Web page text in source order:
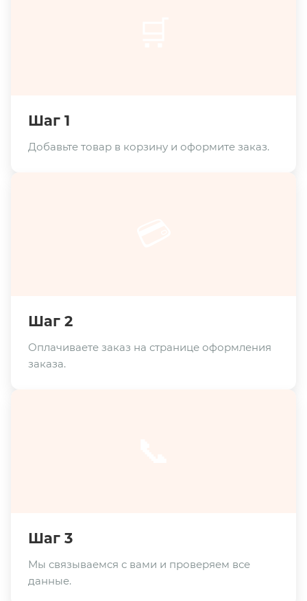
Шаг 1
Добавьте товар в корзину и оформите заказ.
Шаг 2
Оплачиваете заказ на странице оформления
заказа.
Шаг 3
Мы связываемся с вами и проверяем все
данные.